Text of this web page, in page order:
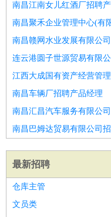
南昌车辆厂招聘产品经理
最新招聘
仓库主管
文员类